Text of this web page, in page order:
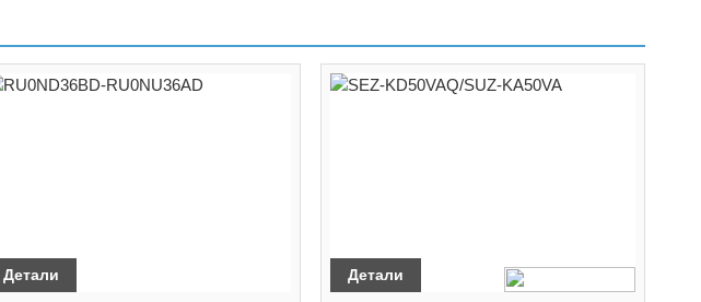
Детали Детали